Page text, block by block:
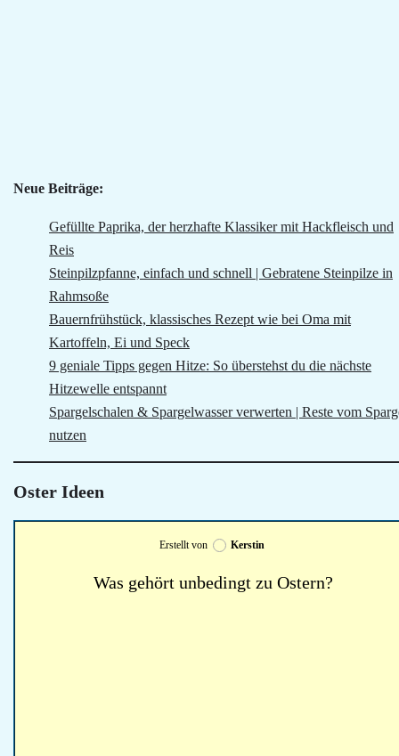
Neue Beiträge:
Gefüllte Paprika, der herzhafte Klassiker mit Hackfleisch und
Reis
Steinpilzpfanne, einfach und schnell | Gebratene Steinpilze in
Rahmsoße
Bauernfrühstück, klassisches Rezept wie bei Oma mit
Kartoffeln, Ei und Speck
9 geniale Tipps gegen Hitze: So überstehst du die nächste
Hitzewelle entspannt
Spargelschalen & Spargelwasser verwerten | Reste vom
nutzen
Oster Ideen
Erstellt von Kerstin
Was gehört unbedingt zu Ostern?